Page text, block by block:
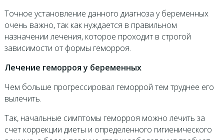
Точное установление данного диагноза у беременных
очень важно, так как нуждается в правильном
назначении лечения, которое проходит в строгой
зависимости от формы геморроя.
Лечение геморроя у беременных
Чем больше прогрессировал геморрой тем труднее его
вылечить.
Так, начальные симптомы геморроя можно лечить за
счет коррекции диеты и определенного гигиенического